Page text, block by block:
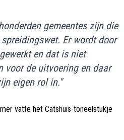
gemeentes zijn die
Er wordt door
en dat is niet
voor de uitvoering en daar
eigen rol in."
vatte het Catshuis-toneelstukje